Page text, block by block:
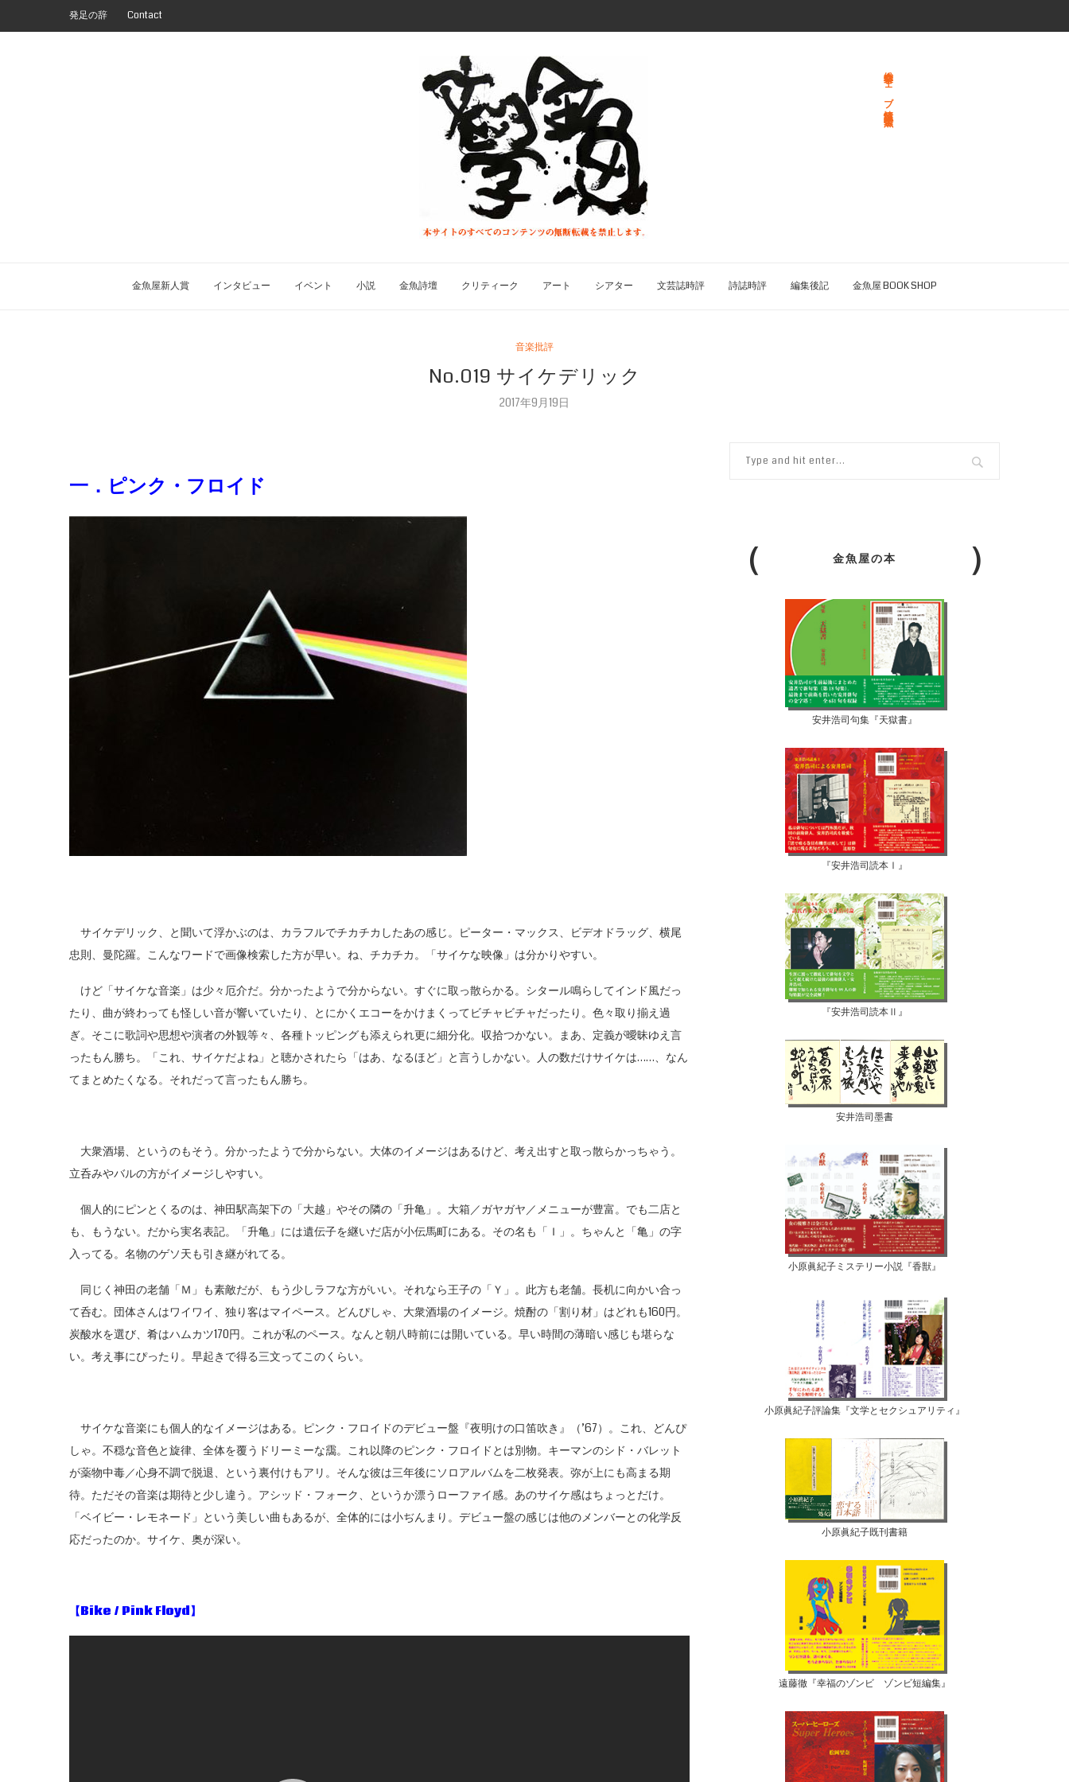
発足の辞 Contact
総合文学ウェブ情報誌 文学金魚
金魚屋新人賞 インタビュー イベント 小説 金魚詩壇 クリティーク アート シアター 文芸誌時評 詩誌時評 編集後記 金魚屋 BOOK SHOP
音楽批評
No.019 サイケデリック
2017年9月19日
一．ピンク・フロイド
サイケデリック、と聞いて浮かぶのは、カラフルでチカチカしたあの感じ。ピーター・マックス、ビデオドラッグ、横尾
忠則、曼陀羅。こんなワードで画像検索した方が早い。ね、チカチカ。「サイケな映像」は分かりやすい。
けど「サイケな音楽」は少々厄介だ。分かったようで分からない。すぐに取っ散らかる。シタール鳴らしてインド風だっ
たり、曲が終わっても怪しい音が響いていたり、とにかくエコーをかけまくってビチャビチャだったり。色々取り揃え過
ぎ。そこに歌詞や思想や演者の外観等々、各種トッピングも添えられ更に細分化。収拾つかない。まあ、定義が曖昧ゆえ言
ったもん勝ち。「これ、サイケだよね」と聴かされたら「はあ、なるほど」と言うしかない。人の数だけサイケは……、なん
てまとめたくなる。それだって言ったもん勝ち。
大衆酒場、というのもそう。分かったようで分からない。大体のイメージはあるけど、考え出すと取っ散らかっちゃう。
立呑みやバルの方がイメージしやすい。
個人的にピンとくるのは、神田駅高架下の「大越」やその隣の「升亀」。大箱／ガヤガヤ／メニューが豊富。でも二店と
も、もうない。だから実名表記。「升亀」には遺伝子を継いだ店が小伝馬町にある。その名も「Ｉ」。ちゃんと「亀」の字
入ってる。名物のゲソ天も引き継がれてる。
同じく神田の老舗「Ｍ」も素敵だが、もう少しラフな方がいい。それなら王子の「Ｙ」。此方も老舗。長机に向かい合っ
て呑む。団体さんはワイワイ、独り客はマイペース。どんぴしゃ、大衆酒場のイメージ。焼酎の「割り材」はどれも160円。
炭酸水を選び、肴はハムカツ170円。これが私のペース。なんと朝八時前には開いている。早い時間の薄暗い感じも堪らな
い。考え事にぴったり。早起きで得る三文ってこのくらい。
サイケな音楽にも個人的なイメージはある。ピンク・フロイドのデビュー盤『夜明けの口笛吹き』（’67）。これ、どんぴ
しゃ。不穏な音色と旋律、全体を覆うドリーミーな靄。これ以降のピンク・フロイドとは別物。キーマンのシド・バレット
が薬物中毒／心身不調で脱退、という裏付けもアリ。そんな彼は三年後にソロアルバムを二枚発表。弥が上にも高まる期
待。ただその音楽は期待と少し違う。アシッド・フォーク、というか漂うローファイ感。あのサイケ感はちょっとだけ。
「ベイビー・レモネード」という美しい曲もあるが、全体的には小ぢんまり。デビュー盤の感じは他のメンバーとの化学反
応だったのか。サイケ、奥が深い。
【Bike / Pink Floyd】
金魚屋の本
安井浩司句集『天獄書』
『安井浩司読本Ⅰ』
『安井浩司読本Ⅱ』
安井浩司墨書
小原眞紀子ミステリー小説『香獣』
小原眞紀子評論集『文学とセクシュアリティ』
小原眞紀子既刊書籍
遠藤徹『幸福のゾンビ ゾンビ短編集』